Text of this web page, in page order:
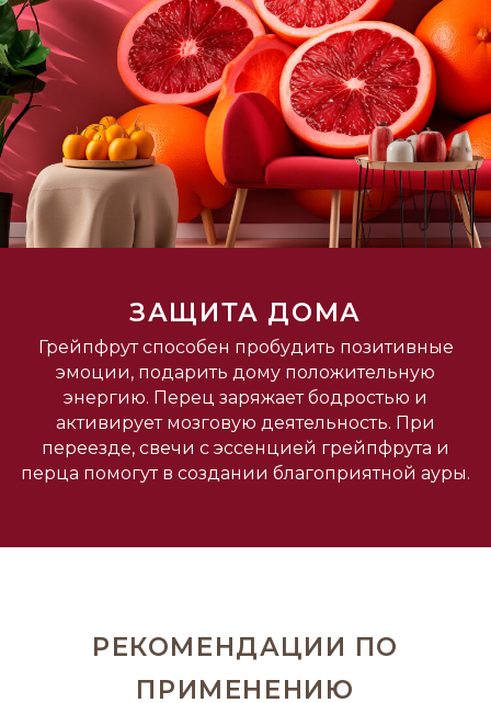
ЗАЩИТА ДОМА
Грейпфрут способен пробудить позитивные
эмоции, подарить дому положительную
энергию. Перец заряжает бодростью и
активирует мозговую деятельность. При
переезде, свечи с эссенцией грейпфрута и
перца помогут в создании благоприятной ауры.
РЕКОМЕНДАЦИИ ПО
ПРИМЕНЕНИЮ